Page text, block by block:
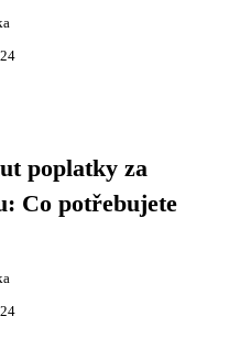
poplatky za
Co potřebujete